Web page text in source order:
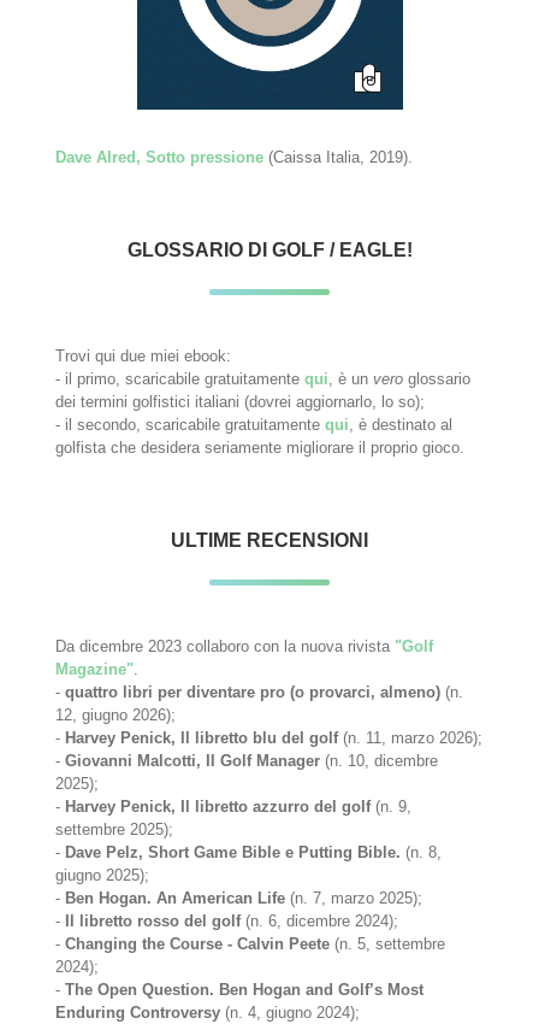
Dave Alred, Sotto pressione (Caissa Italia, 2019).
GLOSSARIO DI GOLF / EAGLE!
Trovi qui due miei ebook:
- il primo, scaricabile gratuitamentequi, è unvero glossario
dei termini golfistici italiani (dovrei aggiornarlo, lo so);
- il secondo, scaricabile gratuitamentequi, è destinato al
golfista che desidera seriamente migliorare il proprio gioco.
ULTIME RECENSIONI
Da dicembre 2023 collaboro con la nuova rivista "Golf
Magazine"
-quattro libri per diventare pro (o provarci, almeno) (n.
12, giugno 2026);
- Harvey Penick, Il libretto blu del golf(n. 11, marzo 2026);
-Giovanni Malcotti, Il Golf Manager (n. 10, dicembre
2025);
- Harvey Penick, Il libretto azzurro del golf(n. 9,
settembre 2025);
- Dave Pelz, Short Game Bible e Putting Bible.(n. 8,
giugno 2025);
- Ben Hogan. An American Life (n. 7, marzo 2025);
-
Il libretto rosso del golf(n. 6, dicembre 2024);
-Changing the Course - Calvin Peete (n. 5, settembre
2024);
-The Open Question. Ben Hogan and Golf’s Most
Enduring Controversy (n. 4, giugno 2024);